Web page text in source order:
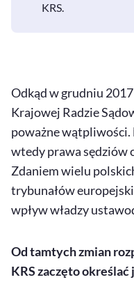
KRS.
Odkąd w grudniu
Krajowej Radzie
poważne
wtedy prawa sędziów
Zdaniem wielu
trybunałów
wpływ władzy
Od tamtych zmian
KRS zaczęto określać